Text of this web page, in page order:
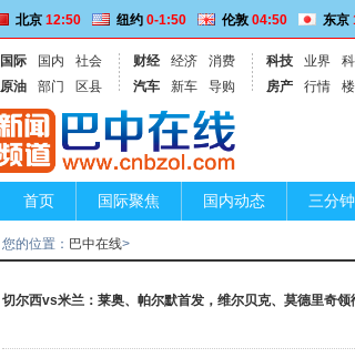
北京 12:50 纽约 0-1:50 伦敦 04:50 东京
国际 国内
社会
原油
部门 区县
财经 经济
消费
汽车
新车 导购
科技 业界
房产
行情
首页 国际聚焦 国内动态 三分
便民信息
您的位置： 巴中在线>
切尔西vs米兰：莱奥、帕尔默首发，维尔贝克、莫德里奇领